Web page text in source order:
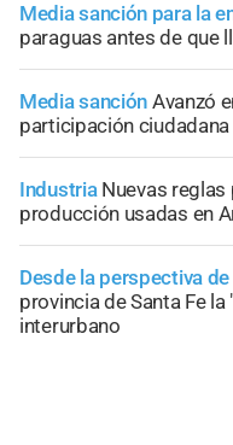
Media sanción para la
paraguas antes de que
Media sanción Avanzó
participación
Industria Nuevas
producción usadas en
Desde la perspectiva
provincia de Santa Fe
interurbano